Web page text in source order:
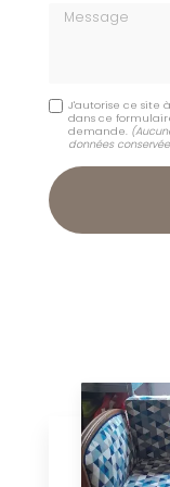
Message
J'autorise ce site
dans ce
demande.
données